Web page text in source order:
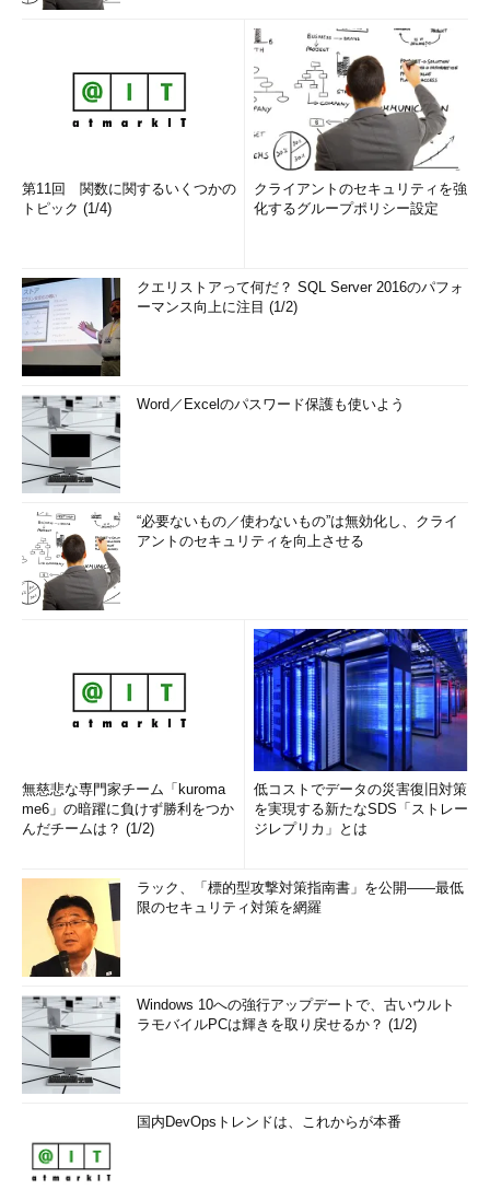
第11回 関数に関するいくつかの
トピック (1/4)
クライアントのセキュリティを強
化するグループポリシー設定
クエリストアって何だ？ SQL Server 2016のパフォ
ーマンス向上に注目 (1/2)
Word／Excelのパスワード保護も使いよう
“必要ないもの／使わないもの”は無効化し、クライ
アントのセキュリティを向上させる
無慈悲な専門家チーム「kuroma
me6」の暗躍に負けず勝利をつか
んだチームは？ (1/2)
低コストでデータの災害復旧対策
を実現する新たなSDS「ストレー
ジレプリカ」とは
ラック、「標的型攻撃対策指南書」を公開――最低
限のセキュリティ対策を網羅
Windows 10への強行アップデートで、古いウルト
ラモバイルPCは輝きを取り戻せるか？ (1/2)
国内DevOpsトレンドは、これからが本番